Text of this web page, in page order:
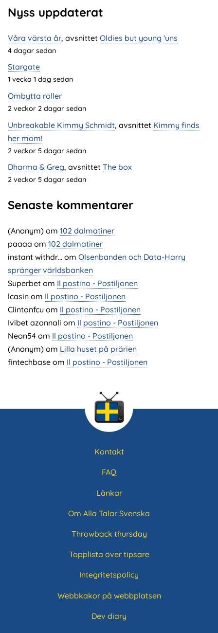
Nyss uppdaterat
Våra värsta år, avsnittet Oldies but young 'uns
4 dagar sedan
Stargate
1 vecka 1 dag sedan
Ombytta roller
2 veckor 2 dagar sedan
Unbreakable Kimmy Schmidt, avsnittet Kimmy finds
her mom!
2 veckor 5 dagar sedan
Dharma & Greg, avsnittet The box
2 veckor 5 dagar sedan
Senaste kommentarer
(Anonym) om 102 dalmatiner
paaaa om 102 dalmatiner
instant withdr… om Olsenbanden och Data-Harry
spränger världsbanken
Superbet om Il postino - Postiljonen
lcasin om Il postino - Postiljonen
Clintonfcu om Il postino - Postiljonen
Ivibet azonnali om Il postino - Postiljonen
Neon54 om Il postino - Postiljonen
(Anonym) om Lilla huset på prärien
fintechbase om Il postino - Postiljonen
Kontakt
FAQ
Länkar
Om Alla Talar Svenska
Throwback thursday
Topplista över tipsare
Integritetspolicy
Webbkakor på webbplatsen
Dev diary